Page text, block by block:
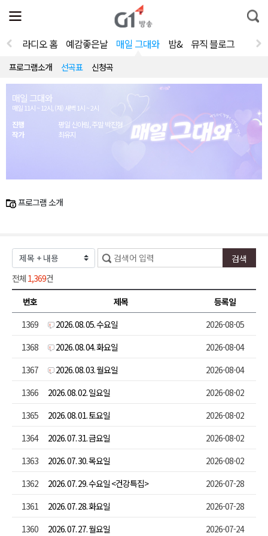
전
체
뉴
열
통
합
라디오 홈 예감좋은날 매일 그대와 밤& 뮤직 블로그
프로그램소개 선곡표 신청곡
매일 그대와
매일 11시 ~ 12시, (재) 새벽 1시 ~ 2시
진행
평일 신아림, 주말 박진형
작가
최유지
프로그램 소개
전체 1,369건
번호
제목
등록일
1369
2026. 08. 05. 수요일
2026-08-05
1368
2026. 08. 04. 화요일
2026-08-04
1367
2026. 08. 03. 월요일
2026-08-04
1366
2026. 08. 02. 일요일
2026-08-02
1365
2026. 08. 01. 토요일
2026-08-02
1364
2026. 07. 31. 금요일
2026-08-02
1363
2026. 07. 30. 목요일
2026-08-02
1362
2026. 07. 29. 수요일 <건강특집>
2026-07-28
1361
2026. 07. 28. 화요일
2026-07-28
1360
2026. 07. 27. 월요일 2026-07-24